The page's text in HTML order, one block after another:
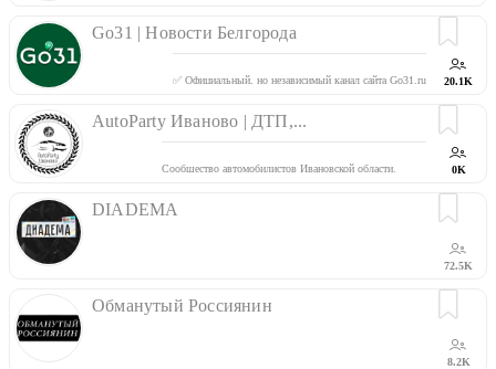
Go31 | Новости Белгорода
✅ Официальный, но независимый канал сайта Go31.ru
ВКонтакте: vk.com/belgorodgo31
Прислать новость:@news_go31_bot
По вопросам рекламы:@reklama_go31bot
20.1K
AutoParty Иваново | ДТП,...
Сообщество автомобилистов Ивановской области.
0K
DIADEMA
72.5K
Обманутый Россиянин
8.2K